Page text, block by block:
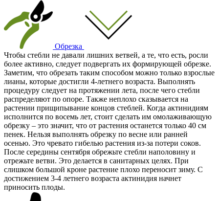
Обрезка
Чтобы стебли не давали лишних ветвей, а те, что есть, росли
более активно, следует подвергать их формирующей обрезке.
Заметим, что обрезать таким способом можно только взрослые
лианы, которые достигли 4-летнего возраста. Выполнять
процедуру следует на протяжении лета, после чего стебли
распределяют по опоре. Также неплохо сказывается на
растении прищипывание концов стеблей. Когда актинидиям
исполнится по восемь лет, стоит сделать им омолаживающую
обрезку – это значит, что от растения останется только 40 см
пенек. Нельзя выполнять обрезку по весне или ранней
осенью. Это чревато гибелью растения из-за потери соков.
После середины сентября обрежьте стебли наполовину и
отрежьте ветви. Это делается в санитарных целях. При
слишком большой кроне растение плохо переносит зиму. С
достижением 3-4 летнего возраста актинидия начнет
приносить плоды.